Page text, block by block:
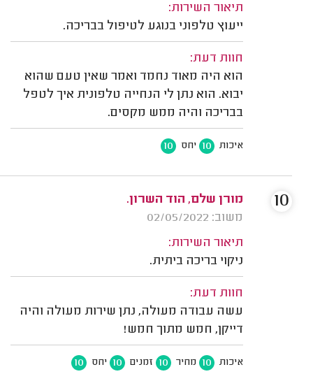
תיאור השירות:
ייעוץ טלפוני בנוגע לטיפול בבריכה.
חוות דעת:
הוא היה מאוד נחמד ואמר שאין טעם שהוא
יבוא. הוא נתן לי הנחייה טלפונית איך לטפל
בבריכה והיה ממש מקסים.
איכות 10 יחס 10
מורן שלם, הוד השרון.
משוב: 02/05/2022
תיאור השירות:
ניקוי בריכה ביתית.
חוות דעת:
עשה עבודה מעולה, נתן שירות מעולה והיה
דייקן, חמש מתוך חמש!
איכות 10 מחיר 10 זמנים 10 יחס 10
10